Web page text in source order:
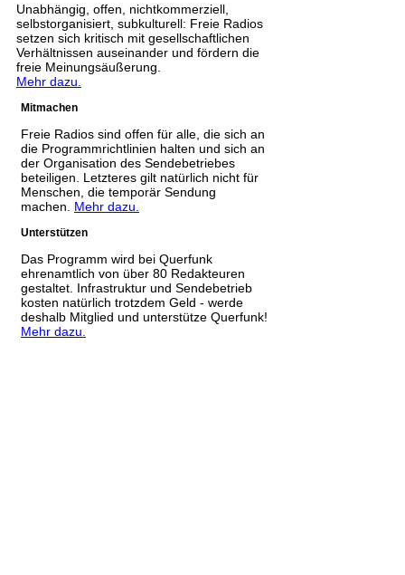
Unabhängig, offen, nichtkommerziell,
selbstorganisiert, subkulturell: Freie Radios
setzen sich kritisch mit gesellschaftlichen
Verhältnissen auseinander und fördern die
freie Meinungsäußerung.
Mehr dazu.
Mitmachen
Freie Radios sind offen für alle, die sich an
die Programmrichtlinien halten und sich an
der Organisation des Sendebetriebes
beteiligen. Letzteres gilt natürlich nicht für
Menschen, die temporär Sendung
machen. Mehr dazu.
Unterstützen
Das Programm wird bei Querfunk
ehrenamtlich von über 80 Redakteuren
gestaltet. Infrastruktur und Sendebetrieb
kosten natürlich trotzdem Geld - werde
deshalb Mitglied und unterstütze Querfunk!
Mehr dazu.